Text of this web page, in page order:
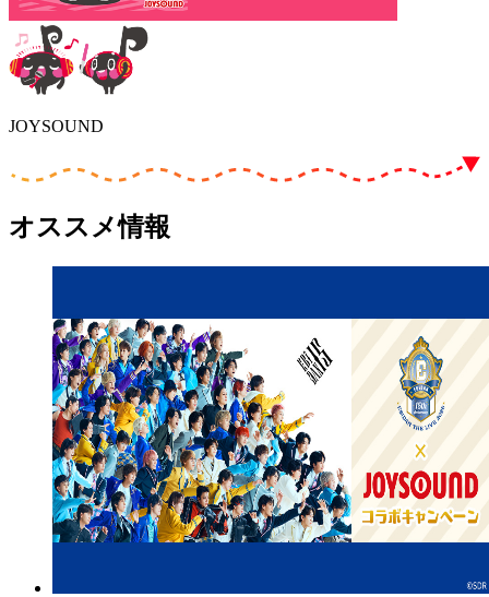
JOYSOUND
オススメ情報